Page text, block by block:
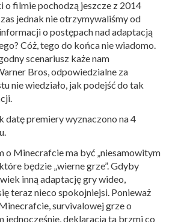
o filmie pochodzą jeszcze z 2014
jednak nie otrzymywaliśmy od
o postępach nad adaptacją
Cóż, tego do końca nie wiadomo.
scenariusz każe nam
Bros, odpowiedzialne za
nie wiedziało, jak podejść do tak
datę premiery wyznaczono na 4
o Minecrafcie ma być „niesamowitym
będzie „wierne grze”. Gdyby
inną adaptację gry wideo,
teraz nieco spokojniejsi. Ponieważ
survivalowej grze o
jednocześnie, deklaracja ta brzmi co